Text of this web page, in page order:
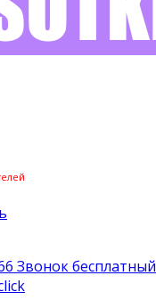
Звонок бесплатный